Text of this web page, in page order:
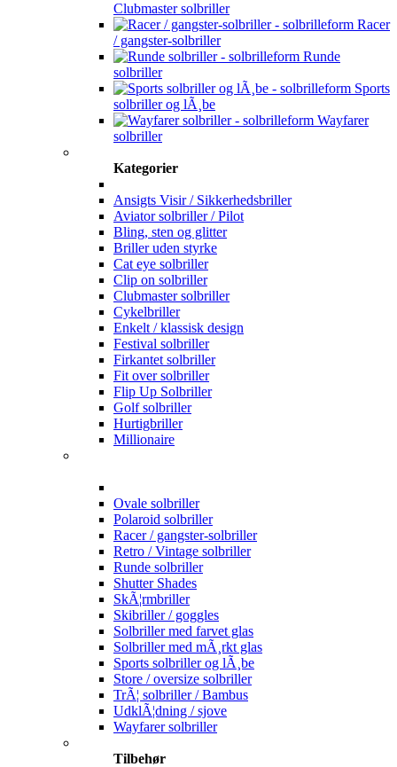
Clubmaster solbriller
Racer
/ gangster-solbriller
Runde
solbriller
Sports
solbriller og lÃ¸be
Wayfarer
solbriller
Kategorier
Ansigts Visir / Sikkerhedsbriller
Aviator solbriller / Pilot
Bling, sten og glitter
Briller uden styrke
Cat eye solbriller
Clip on solbriller
Clubmaster solbriller
Cykelbriller
Enkelt / klassisk design
Festival solbriller
Firkantet solbriller
Fit over solbriller
Flip Up Solbriller
Golf solbriller
Hurtigbriller
Millionaire
Ovale solbriller
Polaroid solbriller
Racer / gangster-solbriller
Retro / Vintage solbriller
Runde solbriller
Shutter Shades
SkÃ¦rmbriller
Skibriller / goggles
Solbriller med farvet glas
Solbriller med mÃ¸rkt glas
Sports solbriller og lÃ¸be
Store / oversize solbriller
TrÃ¦ solbriller / Bambus
UdklÃ¦dning / sjove
Wayfarer solbriller
Tilbehør